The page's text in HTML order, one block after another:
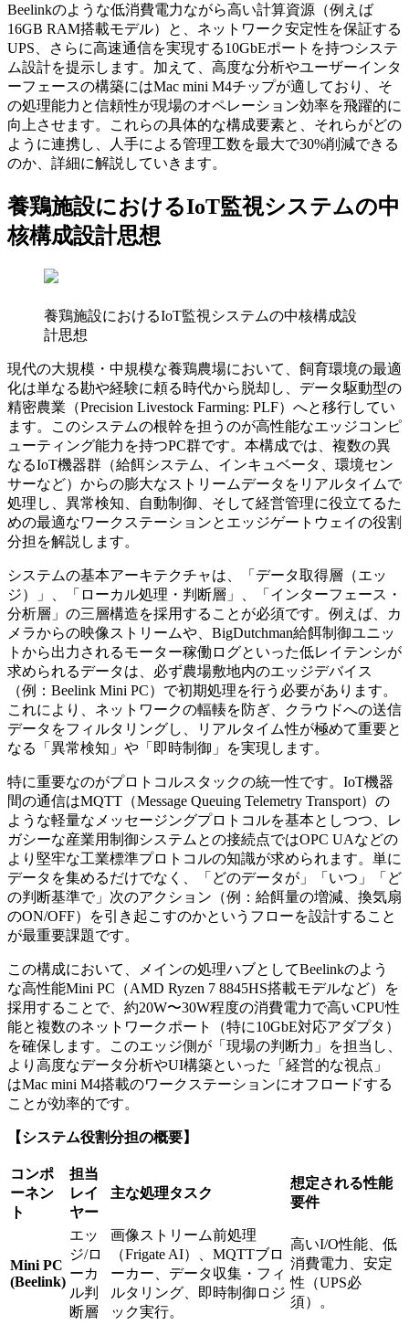
Beelinkのような低消費電力ながら高い計算資源（例えば
16GB RAM搭載モデル）と、ネットワーク安定性を保証する
UPS、さらに高速通信を実現する10GbEポートを持つシステ
ム設計を提示します。加えて、高度な分析やユーザーインタ
ーフェースの構築にはMac mini M4チップが適しており、そ
の処理能力と信頼性が現場のオペレーション効率を飛躍的に
向上させます。これらの具体的な構成要素と、それらがどの
ように連携し、人手による管理工数を最大で30%削減できる
のか、詳細に解説していきます。
養鶏施設におけるIoT監視システムの中
核構成設計思想
養鶏施設におけるIoT監視システムの中核構成設
計思想
現代の大規模・中規模な養鶏農場において、飼育環境の最適
化は単なる勘や経験に頼る時代から脱却し、データ駆動型の
精密農業（Precision Livestock Farming: PLF）へと移行してい
ます。このシステムの根幹を担うのが高性能なエッジコンピ
ューティング能力を持つPC群です。本構成では、複数の異
なるIoT機器群（給餌システム、インキュベータ、環境セン
サーなど）からの膨大なストリームデータをリアルタイムで
処理し、異常検知、自動制御、そして経営管理に役立てるた
めの最適なワークステーションとエッジゲートウェイの役割
分担を解説します。
システムの基本アーキテクチャは、「データ取得層（エッ
ジ）」、「ローカル処理・判断層」、「インターフェース・
分析層」の三層構造を採用することが必須です。例えば、カ
メラからの映像ストリームや、BigDutchman給餌制御ユニッ
トから出力されるモーター稼働ログといった低レイテンシが
求められるデータは、必ず農場敷地内のエッジデバイス
（例：Beelink Mini PC）で初期処理を行う必要があります。
これにより、ネットワークの輻輳を防ぎ、クラウドへの送信
データをフィルタリングし、リアルタイム性が極めて重要と
なる「異常検知」や「即時制御」を実現します。
特に重要なのがプロトコルスタックの統一性です。IoT機器
間の通信はMQTT（Message Queuing Telemetry Transport）の
ような軽量なメッセージングプロトコルを基本としつつ、レ
ガシーな産業用制御システムとの接続点ではOPC UAなどの
より堅牢な工業標準プロトコルの知識が求められます。単に
データを集めるだけでなく、「どのデータが」「いつ」「ど
の判断基準で」次のアクション（例：給餌量の増減、換気扇
のON/OFF）を引き起こすのかというフローを設計すること
が最重要課題です。
この構成において、メインの処理ハブとしてBeelinkのよう
な高性能Mini PC（AMD Ryzen 7 8845HS搭載モデルなど）を
採用することで、約20W〜30W程度の消費電力で高いCPU性
能と複数のネットワークポート（特に10GbE対応アダプタ）
を確保します。このエッジ側が「現場の判断力」を担当し、
より高度なデータ分析やUI構築といった「経営的な視点」
はMac mini M4搭載のワークステーションにオフロードする
ことが効率的です。
【システム役割分担の概要】
コンポ
ーネン
ト
担当
レイ
ヤー
主な処理タスク
想定される性能
要件
Mini PC
(Beelink)
エッ
ジ/ロ
ーカ
ル判
断層
画像ストリーム前処理
（Frigate AI）、MQTTブロ
ーカー、データ収集・フィ
ルタリング、即時制御ロジ
ック実行。
高いI/O性能、低
消費電力、安定
性（UPS必
須）。